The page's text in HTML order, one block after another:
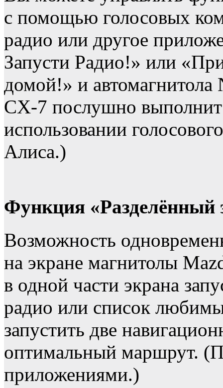
с помощью голосовых
радио или другое
Запусти Радио!» или
домой!» и
CX-7 послушно
использовании
Алиса.)
Функция «Разделённый
Возможность
на экране магнитолы
в одной части экрана
радио или список
запустить две
оптимальный маршрут.
приложениями.)